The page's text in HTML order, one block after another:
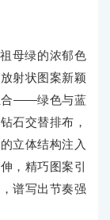
母绿的浓郁色
射状图案新颖
合——绿色与蓝
石交替排布，
立体结构注入
，精巧图案引
谱写出节奏强